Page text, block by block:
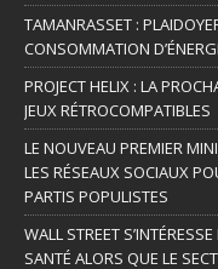
TAMANRASSET :
CONSOMMATION
PROJECT HELIX : LA
JEUX RÉTROCOMPATIBLES
LE NOUVEAU PREMIER
LES RÉSEAUX SOCIAUX
PARTIS POPULISTES
WALL STREET
SANTÉ ALORS QUE LE